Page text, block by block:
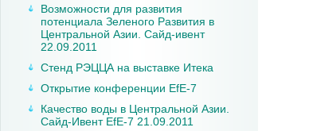
Возможности для развития
потенциала Зеленого Развития в
Центральной Азии. Сайд-ивент
22.09.2011
Стенд РЭЦЦА на выставке Итека
Открытие конференции EfE-7
Качество воды в Центральной Азии.
Сайд-Ивент EfE-7 21.09.2011